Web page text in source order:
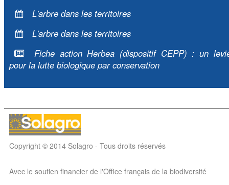
L'arbre dans les territoires
L'arbre dans les territoires
Fiche action Herbea (dispositif CEPP) : un
pour la lutte biologique par conservation
Copyright © 2014 Solagro - Tous droits réservés
Avec le soutien financier de l'Office français de la biodiversité